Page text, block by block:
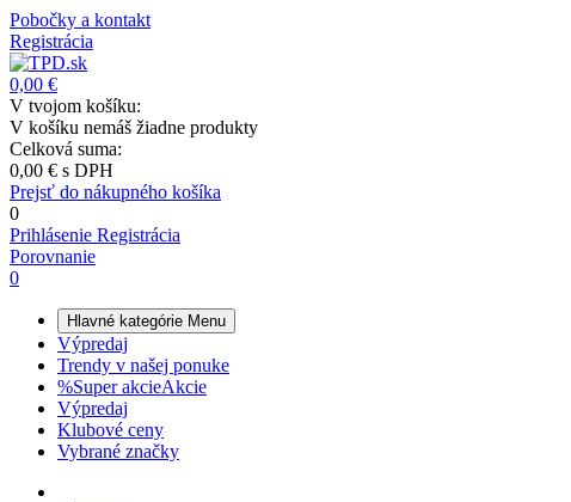
Pobočky a kontakt
Registrácia
0,00 €
V tvojom košíku:
V košíku nemáš žiadne produkty
Celková suma:
0,00 € s DPH
Prejsť do nákupného košíka
0
Prihlásenie Registrácia
Porovnanie
0
Hlavné kategórie Menu
Výpredaj
Trendy v našej ponuke
%Super akcieAkcie
Výpredaj
Klubové ceny
Vybrané značky